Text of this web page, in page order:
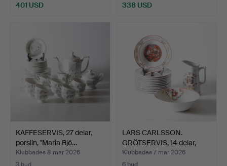
401 USD 338 USD
KAFFESERVIS, 27 delar,
porslin, "Maria Bjö…
Klubbades 8 mar 2026
LARS CARLSSON.
GRÖTSERVIS, 14 delar,
porsl…
Klubbades 7 mar 2026